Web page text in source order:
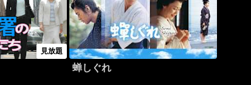
見放題
蝉しぐれ